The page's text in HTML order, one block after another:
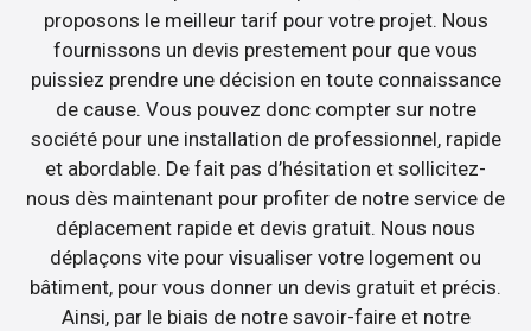
proposons le meilleur tarif pour votre projet. Nous
fournissons un devis prestement pour que vous
puissiez prendre une décision en toute connaissance
de cause. Vous pouvez donc compter sur notre
société pour une installation de professionnel, rapide
et abordable. De fait pas d’hésitation et sollicitez-
nous dès maintenant pour profiter de notre service de
déplacement rapide et devis gratuit. Nous nous
déplaçons vite pour visualiser votre logement ou
bâtiment, pour vous donner un devis gratuit et précis.
Ainsi, par le biais de notre savoir-faire et notre